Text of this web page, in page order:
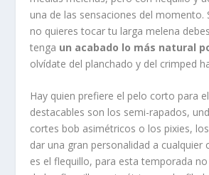
una de las sensaciones del momento.
no quieres tocar tu larga melena
tenga un acabado lo más natural
olvídate del planchado y del crimped
Hay quien prefiere el pelo corto para
destacables son los semi-rapados,
cortes bob asimétricos o los pixies,
dar una gran personalidad a cualquier
es el flequillo, para esta temporada